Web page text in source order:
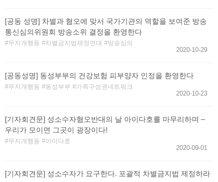
[공동 성명] 차별과 혐오에 맞서 국가기관의 역할을 보여준 방송
통신심의위원회 방송소위 결정을 환영한다
무지개행동 차별금지법제정연대
방송심의
2020-10-29
[공동성명] 동성부부의 건강보험 피부양자 인정을 환영한다
무지개행동 동성부부
가족구성권네트워크
2020-10-23
[기자회견문] 성소수자혐오반대의 날 아이다호를 마무리하며 –
우리가 모이면 그곳이 광장이다!
무지개행동
아이다호
2020-09-01
[기자회견문] 성소수자가 요구한다. 포괄적 차별금지법 제정하라